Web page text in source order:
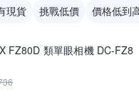
現貨 挑戰低價 價格低到
FZ80D 類單眼相機 DC-FZ8